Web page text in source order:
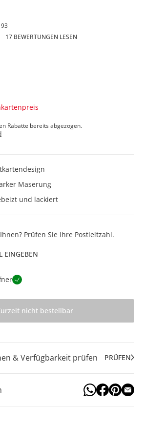
17 BEWERTUNGEN LESEN
Rabatte bereits abgezogen.
Maserung
und lackiert
Prüfen Sie Ihre Postleitzahl.
EINGEBEN
nicht bestellbar
& Verfügbarkeit prüfen PRÜFEN